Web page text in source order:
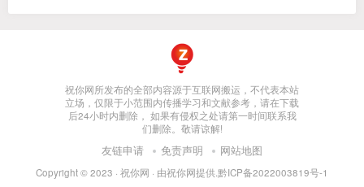
祝你网所发布的全部内容源于互联网搬运，不代表本站
立场，仅限于小范围内传播学习和文献参考，请在下载
后24小时内删除， 如果有侵权之处请第一时间联系我
们删除。敬请谅解!
友链申请 免责声明 网站地图
Copyright © 2023 · 祝你网 · 由祝你网提供.黔ICP备2022003819号-1